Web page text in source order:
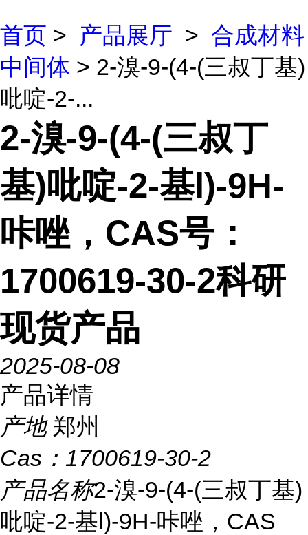
首页 > 产品展厅 > 合成材料
中间体 > 2-溴-9-(4-(三叔丁基)
吡啶-2-...
2-溴-9-(4-(三叔丁
基)吡啶-2-基l)-9H-
咔唑，CAS号：
1700619-30-2科研
现货产品
2025-08-08
产品详情
产地 郑州
Cas： 1700619-30-2
产品名称2-溴-9-(4-(三叔丁基)
吡啶-2-基l)-9H-咔唑，CAS